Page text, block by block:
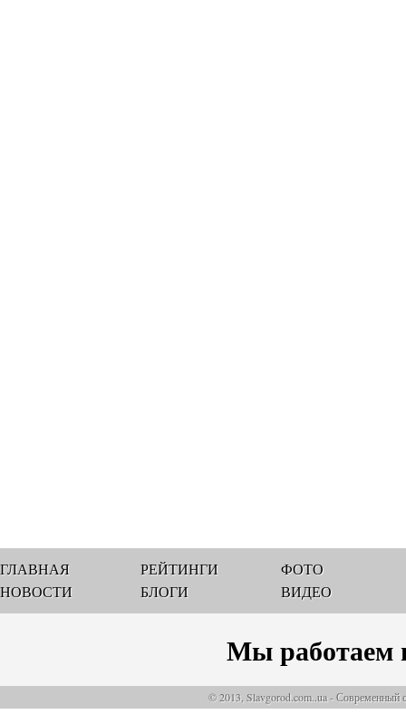
ГЛАВНАЯ
НОВОСТИ
РЕЙТИНГИ
БЛОГИ
ФОТО
ВИДЕО
Мы работаем
© 2013, Slavgorod.com..ua - Современный